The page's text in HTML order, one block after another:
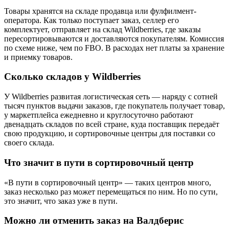
Товары хранятся на складе продавца или фулфилмент-
оператора. Как только поступает заказ, селлер его
комплектует, отправляет на склад Wildberries, где заказы
пересортировываются и доставляются покупателям. Комиссия
по схеме ниже, чем по FBO. В расходах нет платы за хранение
и приемку товаров.
Сколько складов у Wildberries
У Wildberries развитая логистическая сеть — наряду с сотней
тысяч пунктов выдачи заказов, где покупатель получает товар,
у маркетплейса ежедневно и круглосуточно работают
двенадцать складов по всей стране, куда поставщик передаёт
свою продукцию, и сортировочные центры для поставки со
своего склада.
Что значит в пути в сортировочный центр
«В пути в сортировочный центр» — таких центров много,
заказ несколько раз может перемещаться по ним. Но по сути,
это значит, что заказ уже в пути.
Можно ли отменить заказ на Валдберис